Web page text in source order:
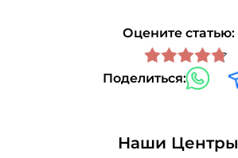
Оцените статью:
Поделиться:
Наши Центры